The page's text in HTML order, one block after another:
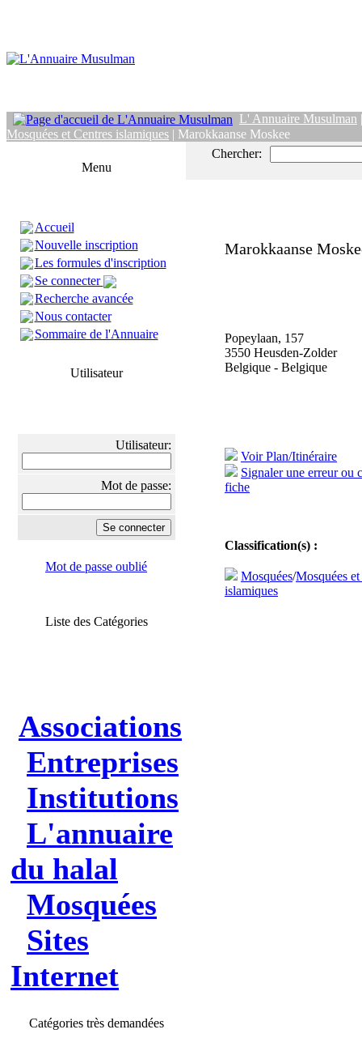
L' Annuaire Musulman
Mosquées et Centres islamiques | Marokkaanse Moskee
Menu
Accueil
Nouvelle inscription
Les formules d'inscription
Se connecter
Recherche avancée
Nous contacter
Sommaire de l'Annuaire
Utilisateur
Utilisateur:
Mot de passe:
Mot de passe oublié
Liste des Catégories
Associations
Entreprises
Institutions
L'annuaire
du halal
Mosquées
Sites
Internet
Catégories très demandées
Chercher:
Marokkaanse
Popeylaan, 157
3550 Heusden-Zolder
Belgique - Belgique
Voir Plan/Itinéraire
Signaler une erreur ou
fiche
Classification(s) :
Mosquées/Mosquées
islamiques